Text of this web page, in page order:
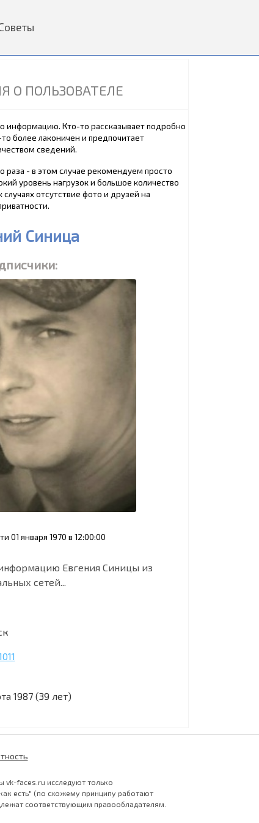
О ПОЛЬЗОВАТЕЛЕ
информацию. Кто-то рассказывает подробно
более лаконичен и предпочитает
сведений.
раза - в этом случае рекомендуем просто
уровень нагрузок и большое количество
отсутствие фото и друзей на
Синица
01 января 1970 в 12:00:00
Евгения Синицы из
сетей...
1987 (39 лет)
vk-faces.ru исследуют только
есть" (по схожему принципу работают
соответствующим правообладателям.